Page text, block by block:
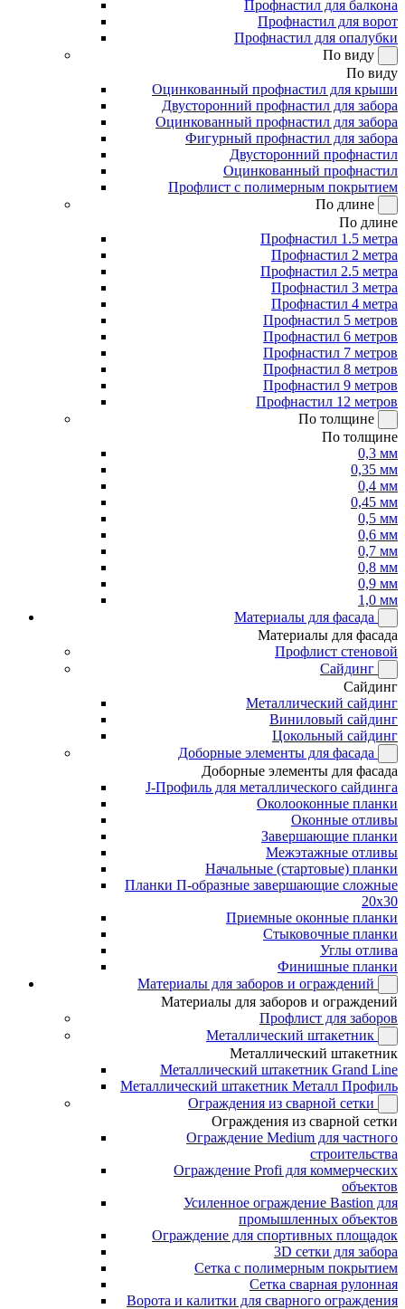
Профнастил для балкона
Профнастил для ворот
Профнастил для опалубки
По виду
По виду
Оцинкованный профнастил для крыши
Двусторонний профнастил для забора
Оцинкованный профнастил для забора
Фигурный профнастил для забора
Двусторонний профнастил
Оцинкованный профнастил
Профлист с полимерным покрытием
По длине
По длине
Профнастил 1.5 метра
Профнастил 2 метра
Профнастил 2.5 метра
Профнастил 3 метра
Профнастил 4 метра
Профнастил 5 метров
Профнастил 6 метров
Профнастил 7 метров
Профнастил 8 метров
Профнастил 9 метров
Профнастил 12 метров
По толщине
По толщине
0,3 мм
0,35 мм
0,4 мм
0,45 мм
0,5 мм
0,6 мм
0,7 мм
0,8 мм
0,9 мм
1,0 мм
Материалы для фасада
Материалы для фасада
Профлист стеновой
Сайдинг
Сайдинг
Металлический сайдинг
Виниловый сайдинг
Цокольный сайдинг
Доборные элементы для фасада
Доборные элементы для фасада
J-Профиль для металлического сайдинга
Околооконные планки
Оконные отливы
Завершающие планки
Межэтажные отливы
Начальные (стартовые) планки
Планки П-образные завершающие сложные
20x30
Приемные оконные планки
Стыковочные планки
Углы отлива
Финишные планки
Материалы для заборов и ограждений
Материалы для заборов и ограждений
Профлист для заборов
Металлический штакетник
Металлический штакетник
Металлический штакетник Grand Line
Металлический штакетник Металл Профиль
Ограждения из сварной сетки
Ограждения из сварной сетки
Ограждение Medium для частного
строительства
Ограждение Profi для коммерческих
объектов
Усиленное ограждение Bastion для
промышленных объектов
Ограждение для спортивных площадок
3D сетки для забора
Сетка с полимерным покрытием
Сетка сварная рулонная
Ворота и калитки для сварного ограждения